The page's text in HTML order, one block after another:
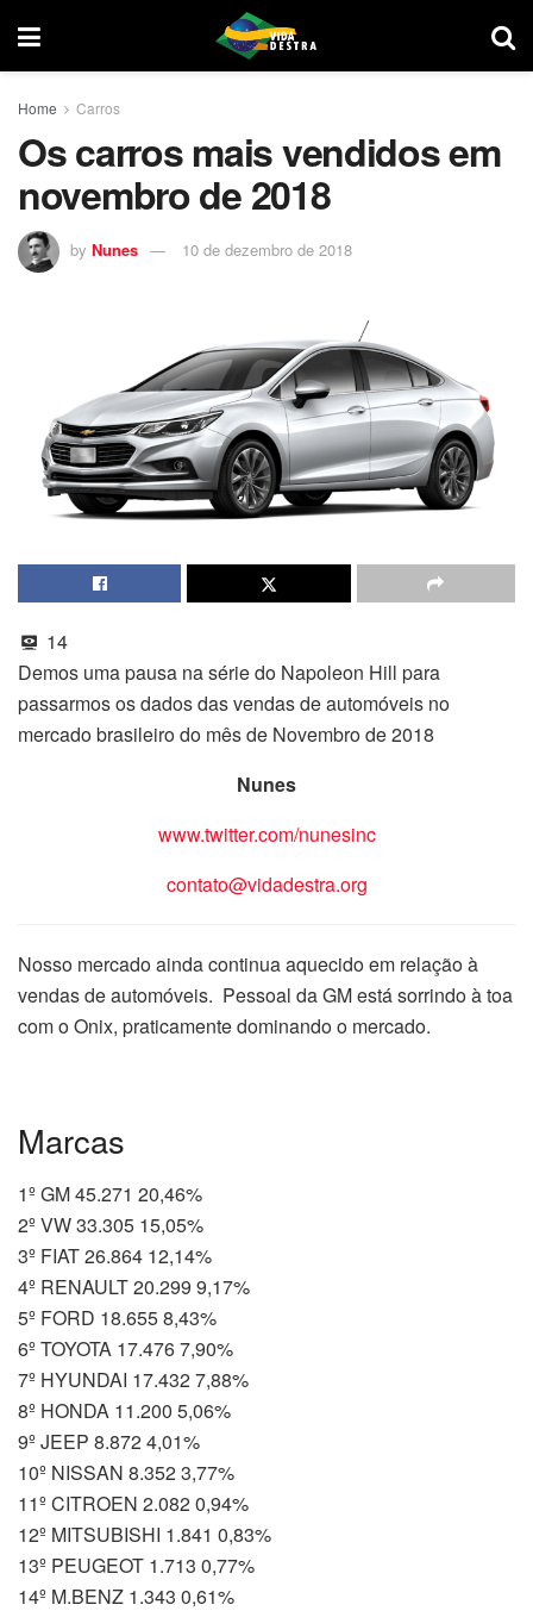
Home Carros
Os carros mais vendidos em
novembro de 2018
by Nunes 10 de dezembro de 2018
14
Demos uma pausa na série do Napoleon Hill para
passarmos os dados das vendas de automóveis no
mercado brasileiro do mês de Novembro de 2018
Nunes
www.twitter.com/nunesinc
contato@vidadestra.org
Nosso mercado ainda continua aquecido em relação à
vendas de automóveis. Pessoal da GM está sorrindo à toa
com o Onix, praticamente dominando o mercado.
Marcas
1º GM 45.271 20,46%
2º VW 33.305 15,05%
3º FIAT 26.864 12,14%
4º RENAULT 20.299 9,17%
5º FORD 18.655 8,43%
6º TOYOTA 17.476 7,90%
7º HYUNDAI 17.432 7,88%
8º HONDA 11.200 5,06%
9º JEEP 8.872 4,01%
10º NISSAN 8.352 3,77%
11º CITROEN 2.082 0,94%
12º MITSUBISHI 1.841 0,83%
13º PEUGEOT 1.713 0,77%
14º M.BENZ 1.343 0,61%